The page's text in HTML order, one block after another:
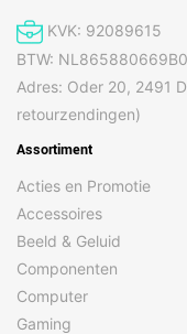
Gezichtsveldshoek
(FOV) tweede
achtercamera
Gezichtsveldshoek
(FOV) voorcamera
Macrofotografie
Maximale
beeldsnelheid
Nachtmodus
Ondersteunde
beeldformaten voor
camera's
KVK: 92089615
BTW:
Adres: Oder 20, 2491
retourzendingen)
Assortiment
Acties en Promotie
Accessoires
Beeld & Geluid
Componenten
Computer
Gaming